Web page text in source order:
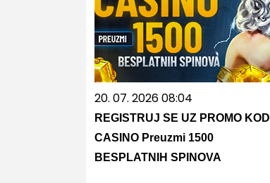
20. 07. 2026 08:04
REGISTRUJ SE UZ PROMO KOD
CASINO Preuzmi 1500
BESPLATNIH SPINOVA